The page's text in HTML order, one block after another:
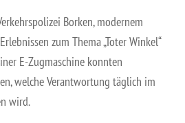
Borken, modernem
zum Thema „Toter Winkel“
E-Zugmaschine konnten
welche Verantwortung täglich im
wird.